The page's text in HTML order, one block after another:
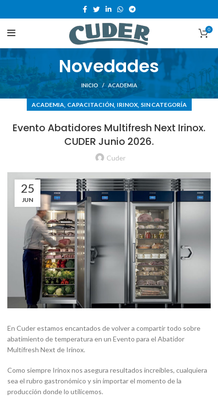
0
Novedades
INICIO ACADEMIA
ACADEMIA, CAPACITACIÓN, IRINOX, SIN CATEGORÍA
Evento Abatidores Multifresh Next Irinox.
CUDER Junio 2026.
Cuder
25
JUN
En Cuder estamos encantados de volver a compartir todo sobre
abatimiento de temperatura en un Evento para el Abatidor
Multifresh Next de Irinox.
Como siempre Irinox nos asegura resultados increíbles, cualquiera
sea el rubro gastronómico y sin importar el momento de la
producción donde lo utilicemos.